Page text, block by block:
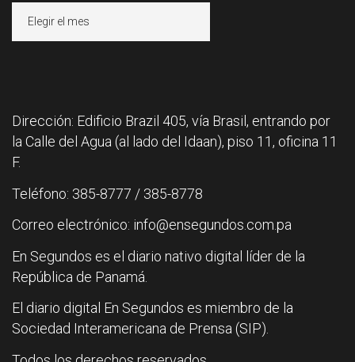
Dirección: Edificio Brazil 405, vía Brasil, entrando por
la Calle del Agua (al lado del Idaan), piso 11, oficina 11
F.
Teléfono: 385-8777 / 385-8778
Correo electrónico: info@ensegundos.com.pa
En Segundos es el diario nativo digital líder de la
República de Panamá.
El diario digital En Segundos es miembro de la
Sociedad Interamericana de Prensa (SIP).